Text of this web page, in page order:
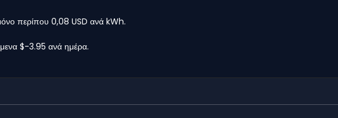
περίπου 0,08 USD ανά kWh.
$-3.95 ανά ημέρα.